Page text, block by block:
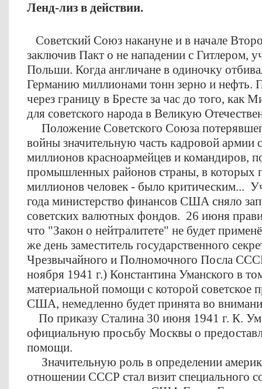
Ленд-лиз в действии.
Советский Союз накануне и в начале
заключив Пакт о не нападении с Гитлером,
Польши. Когда англичане в одиночку
Германию миллионами тонн зерно и нефть.
через границу в Бресте за час до того, как
для советского народа в Великую
Положение Советского Союза
войны значительную часть кадровой армии
миллионов красноармейцев и командиров,
промышленных районов страны, в которых
миллионов человек - было критическим...
года министерство финансов США сняло
советских валютных фондов. 26 июня
что "Закон о нейтралитете" не будет
же день заместитель государственного
Чрезвычайного и Полномочного Посла
ноября 1941 г.) Константина Уманского в
материальной помощи с которой советское
США, немедленно будет принята во
По приказу Сталина 30 июня 1941 г. К.
официальную просьбу Москвы о
помощи.
Значительную роль в определении
отношении СССР стал визит специального